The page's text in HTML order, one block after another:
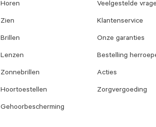
Horen
Zien
Brillen
Lenzen
Zonnebrillen
Hoortoestellen
Gehoorbescherming
Veelgestelde
Klantenservice
Onze garanties
Bestelling
Acties
Zorgvergoeding